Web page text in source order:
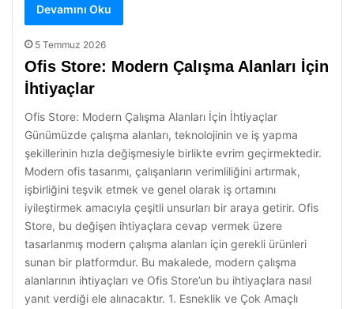
Devamını Oku
5 Temmuz 2026
Ofis Store: Modern Çalışma Alanları İçin
İhtiyaçlar
Ofis Store: Modern Çalışma Alanları İçin İhtiyaçlar
Günümüzde çalışma alanları, teknolojinin ve iş yapma
şekillerinin hızla değişmesiyle birlikte evrim geçirmektedir.
Modern ofis tasarımı, çalışanların verimliliğini artırmak,
işbirliğini teşvik etmek ve genel olarak iş ortamını
iyileştirmek amacıyla çeşitli unsurları bir araya getirir. Ofis
Store, bu değişen ihtiyaçlara cevap vermek üzere
tasarlanmış modern çalışma alanları için gerekli ürünleri
sunan bir platformdur. Bu makalede, modern çalışma
alanlarının ihtiyaçları ve Ofis Store’un bu ihtiyaçlara nasıl
yanıt verdiği ele alınacaktır. 1. Esneklik ve Çok Amaçlı